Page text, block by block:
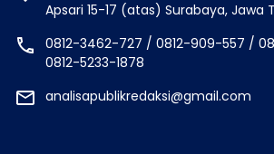
Apsari 15-17 (atas) Surabaya, Jawa
0812-3462-727 / 0812-909-557 /
0812-5233-1878
analisapublikredaksi@gmail.com